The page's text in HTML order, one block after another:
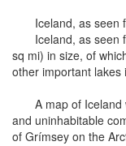
Iceland, as seen
Iceland, as seen
sq mi) in size, of
other important lakes
A map of Iceland
and uninhabitable
of Grímsey on the